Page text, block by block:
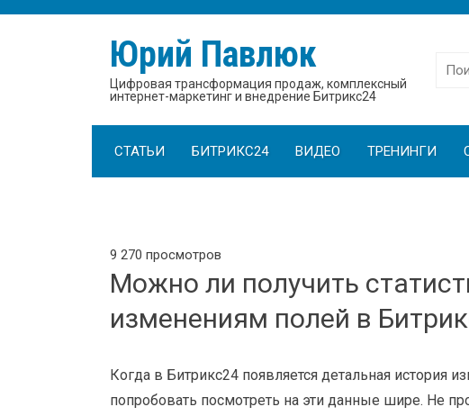
Юрий Павлюк
Цифровая трансформация продаж, комплексный
интернет-маркетинг и внедрение Битрикс24
Найти:
СТАТЬИ БИТРИКС24 ВИДЕО ТРЕНИНГИ
9 270 просмотров
Можно ли получить
изменениям полей в
Когда в Битрикс24 появляется детальная
попробовать посмотреть на эти данные шире. Не